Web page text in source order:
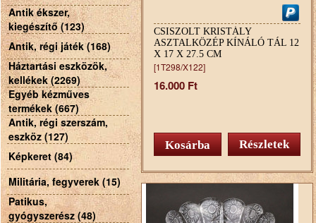
Antik ékszer,
kiegészítő (123)
Antik, régi játék (168)
Háztartási eszközök,
kellékek (2269)
Egyéb kézműves
termékek (667)
Antik, régi szerszám,
eszköz (127)
Képkeret (84)
Militária, fegyverek (15)
Patikus,
gyógyszerész (48)
CSISZOLT KRISTÁLY
ASZTALKÖZÉP KÍNÁLÓ TÁL 12
X 17 X 27.5 CM
[1T298/X122]
16.000 Ft
Részletek